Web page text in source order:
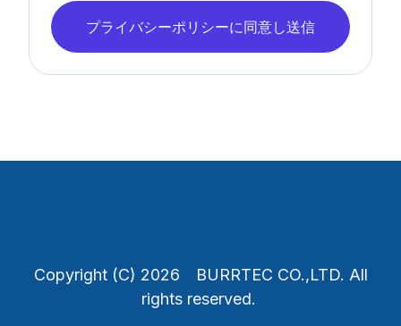
プライバシーポリシーに同意し送信
Copyright (C) 2026 BURRTEC CO.,LTD. All
rights reserved.